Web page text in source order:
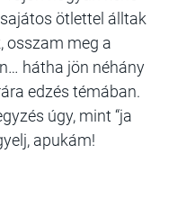
ötlettel álltak
osszam meg a
hátha jön néhány
edzés témában.
úgy, mint “ja
apukám!